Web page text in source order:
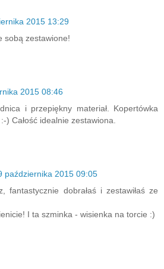
2015 13:29
sobą zestawione!
2015 08:46
i przepiękny materiał. Kopertówka
) Całość idealnie zestawiona.
października 2015 09:05
fantastycznie dobrałaś i zestawiłaś ze
I ta szminka - wisienka na torcie :)